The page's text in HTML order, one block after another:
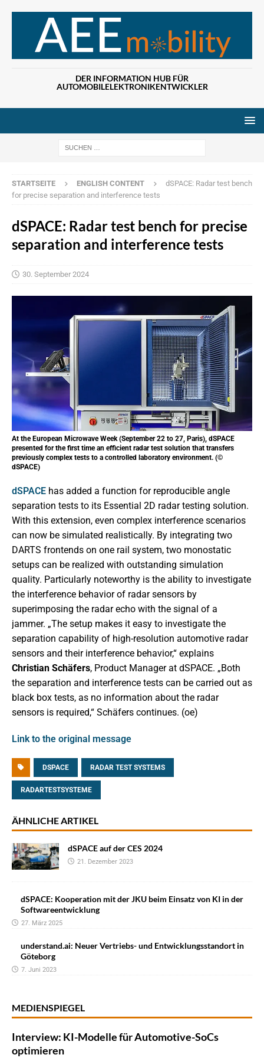
DER INFORMATION HUB FÜR
AUTOMOBILELEKTRONIKENTWICKLER
STARTSEITE ENGLISH CONTENT
dSPACE: Radar test bench
for precise separation and interference tests
dSPACE: Radar test bench for precise
separation and interference tests
30. September 2024
At the European Microwave Week (September 22 to 27, Paris), dSPACE
presented for the first time an efficient radar test solution that transfers
previously complex tests to a controlled laboratory environment. (©
dSPACE)
dSPACE has added a function for reproducible angle
separation tests to its Essential 2D radar testing solution.
With this extension, even complex interference scenarios
can now be simulated realistically. By integrating two
DARTS frontends on one rail system, two monostatic
setups can be realized with outstanding simulation
quality. Particularly noteworthy is the ability to investigate
the interference behavior of radar sensors by
superimposing the radar echo with the signal of a
jammer. „The setup makes it easy to investigate the
separation capability of high-resolution automotive radar
sensors and their interference behavior,“ explains
Christian Schäfers, Product Manager at dSPACE. „Both
the separation and interference tests can be carried out as
black box tests, as no information about the radar
sensors is required,“ Schäfers continues. (oe)
Link to the original message
DSPACE RADAR TEST SYSTEMS
RADARTESTSYSTEME
ÄHNLICHE ARTIKEL
dSPACE auf der CES 2024
21. Dezember 2023
dSPACE: Kooperation mit der JKU beim Einsatz von KI in der
Softwareentwicklung
27. März 2025
understand.ai: Neuer Vertriebs- und Entwicklungsstandort in
Göteborg
7. Juni 2023
MEDIENSPIEGEL
Interview: KI-Modelle für Automotive-SoCs
optimieren